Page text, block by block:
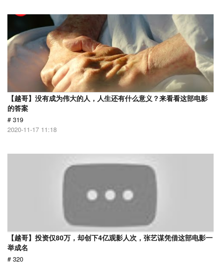
【越哥】没有成为伟大的人，人生还有什么意义？来看看这部电影
的答案
# 319
2020-11-17 11:18
【越哥】投资仅80万，却创下4亿观影人次，张艺谋凭借这部电影一
举成名
# 320